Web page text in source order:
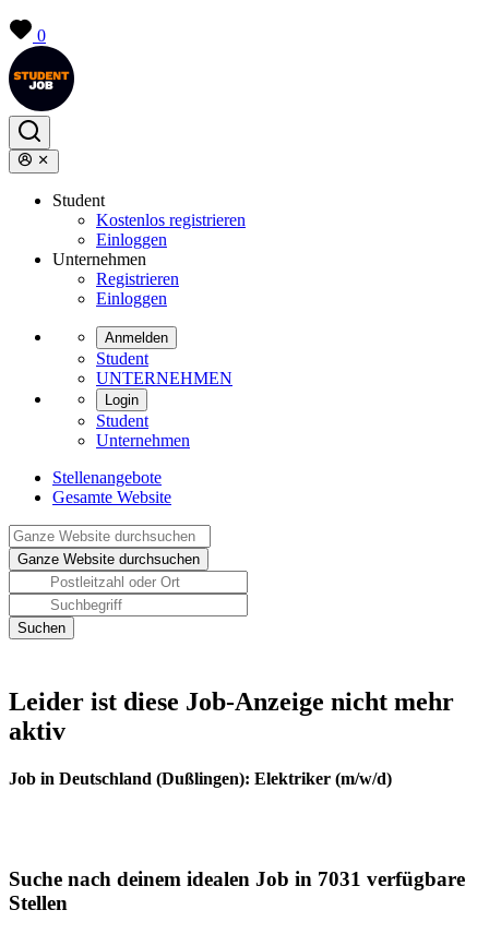
0
Student
Kostenlos registrieren
Einloggen
Unternehmen
Registrieren
Einloggen
Anmelden
Student
UNTERNEHMEN
Login
Student
Unternehmen
Stellenangebote
Gesamte Website
Leider ist diese Job-Anzeige nicht mehr
aktiv
Job in Deutschland (Dußlingen): Elektriker (m/w/d)
Suche nach deinem idealen Job in 7031 verfügbare
Stellen